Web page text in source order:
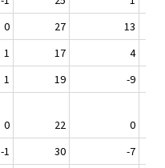
0 27
13
1 17
4
1 19
-9
0 22
0
-1 30
-7